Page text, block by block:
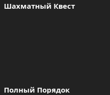
Шахматный Квест
Полный Порядок